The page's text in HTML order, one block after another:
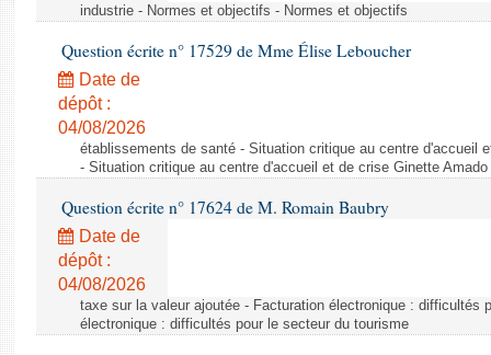
Baromètre de l’application des lois
Dossiers législatifs
Budget et sécurité sociale
Questions écrites et orales
Comptes rendus des débats
industrie - Normes et objectifs - Normes et objectifs
Question écrite n° 17529 de Mme Élise Leboucher
Date de
dépôt :
04/08/2026
établissements de santé - Situation critique au centre d'accueil
- Situation critique au centre d'accueil et de crise Ginette Amado
Question écrite n° 17624 de M. Romain Baubry
Date de
dépôt :
04/08/2026
taxe sur la valeur ajoutée - Facturation électronique : difficultés
électronique : difficultés pour le secteur du tourisme